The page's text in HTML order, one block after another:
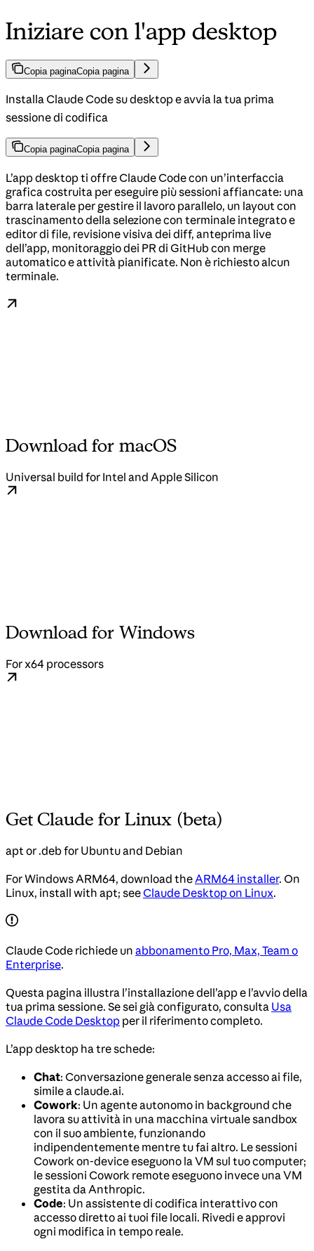
Iniziare con l'app desktop
Copia paginaCopia pagina
Installa Claude Code su desktop e avvia la tua prima
sessione di codifica
Copia paginaCopia pagina
L’app desktop ti offre Claude Code con un’interfaccia
grafica costruita per eseguire più sessioni affiancate: una
barra laterale per gestire il lavoro parallelo, un layout con
trascinamento della selezione con terminale integrato e
editor di file, revisione visiva dei diff, anteprima live
dell’app, monitoraggio dei PR di GitHub con merge
automatico e attività pianificate. Non è richiesto alcun
terminale.
Download for macOS
Universal build for Intel and Apple Silicon
Download for Windows
For x64 processors
Get Claude for Linux (beta)
apt or .deb for Ubuntu and Debian
For Windows ARM64, download the ARM64 installer. On
Linux, install with apt; seeClaude Desktop on Linux.
Claude Code richiede un abbonamento Pro, Max, Team o
Enterprise.
Questa pagina illustra l’installazione dell’app e l’avvio della
tua prima sessione. Se sei già configurato, consulta Usa
Claude Code Desktop per il riferimento completo.
L’app desktop ha tre schede:
Chat: Conversazione generale senza accesso ai file,
simile a claude.ai.
Cowork: Un agente autonomo in background che
lavora su attività in una macchina virtuale sandbox
con il suo ambiente, funzionando
indipendentemente mentre tu fai altro. Le sessioni
Cowork on-device eseguono la VM sul tuo computer;
le sessioni Cowork remote eseguono invece una VM
gestita da Anthropic.
Code: Un assistente di codifica interattivo con
accesso diretto ai tuoi file locali. Rivedi e approvi
ogni modifica in tempo reale.